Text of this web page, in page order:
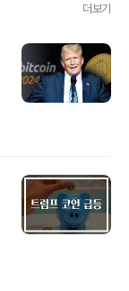
더보기